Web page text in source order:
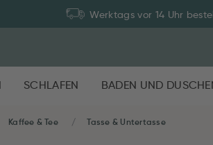
Werktags vor 14 Uhr
SCHLAFEN BADEN UND
Kaffee & Tee Tasse & Untertasse